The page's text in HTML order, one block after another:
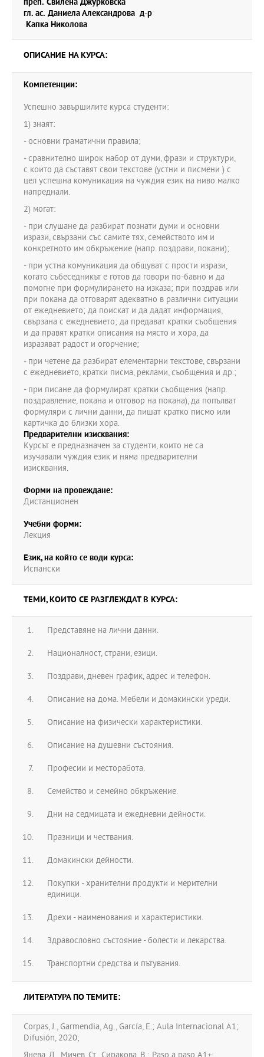
преп. Свилена Джурковска
гл. ас. Даниела Александрова д-р
Капка Николова
ОПИСАНИЕ НА КУРСА:
Компетенции:
Успешно завършилите курса студенти:
1) знаят:
- основни граматични правила;
- сравнително широк набор от думи, фрази и структури,
с които да съставят свои текстове (устни и писмени ) с
цел успешна комуникация на чуждия език на ниво малко
напреднали.
2) могат:
- при слушане да разбират познати думи и основни
изрази, свързани със самите тях, семейството им и
конкретното им обкръжение (напр. поздрави, покани);
- при устна комуникация да общуват с прости изрази,
когато събеседникът е готов да говори по-бавно и да
помогне при формулирането на изказа; при поздрав или
при покана да отговарят адекватно в различни ситуации
от ежедневието; да поискат и да дадат информация,
свързана с ежедневието; да предават кратки съобщения
и да правят кратки описания на място и хора, да
изразяват радост и огорчение;
- при четене да разбират елементарни текстове, свързани
с ежедневието, кратки писма, реклами, съобщения и др.;
- при писане да формулират кратки съобщения (напр.
поздравление, покана и отговор на покана), да попълват
формуляри с лични данни, да пишат кратко писмо или
картичка до близки хора.
Предварителни изисквания:
Курсът е предназначен за студенти, които не са
изучавали чуждия език и няма предварителни
изисквания.
Форми на провеждане:
Дистанционен
Учебни форми:
Лекция
Език, на който се води курса:
Испански
ТЕМИ, КОИТО СЕ РАЗГЛЕЖДАТ В КУРСА:
Представяне на лични данни.
Националност, страни, езици.
Поздрави, дневен график, адрес и телефон.
Описание на дома. Мебели и домакински уреди.
Описание на физически характеристики.
Описание на душевни състояния.
Професии и месторабота.
Семейство и семейно обкръжение.
Дни на седмицата и ежедневни дейности.
Празници и чествания.
Домакински дейности.
Покупки - хранителни продукти и мерителни
единици.
Дрехи - наименования и характеристики.
Здравословно състояние - болести и лекарства.
Транспортни средства и пътувания.
ЛИТЕРАТУРА ПО ТЕМИТЕ:
Corpas, J., Garmendia, Ag., García, E.; Aula Internacional A1;
Difusión, 2020;